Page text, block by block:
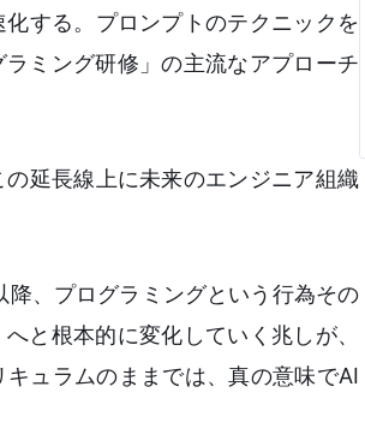
する。プロンプトのテクニックを
ミング研修」の主流なアプローチ
延長線上に未来のエンジニア組織
、プログラミングという行為その
と根本的に変化していく兆しが、
ュラムのままでは、真の意味でAI